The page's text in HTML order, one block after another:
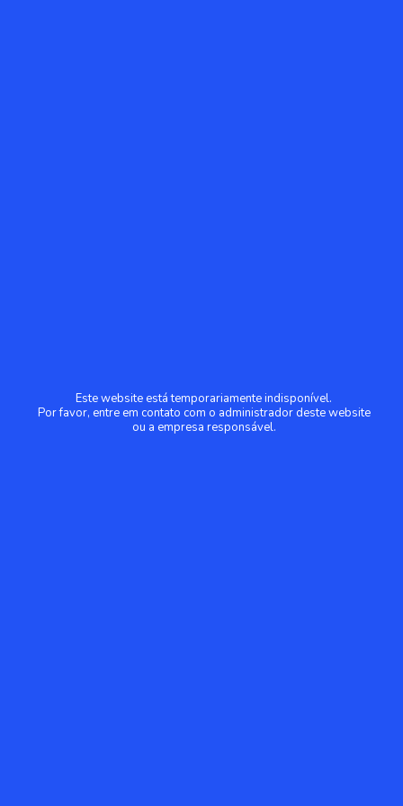
Este website está temporariamente indisponível.
Por favor, entre em contato com o administrador deste website
ou a empresa responsável.